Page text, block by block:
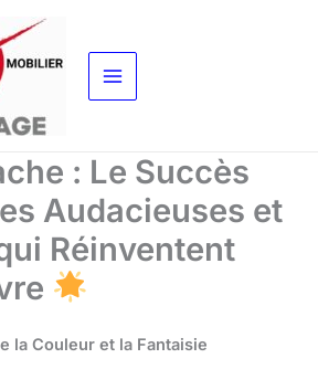
: Le Succès
Audacieuses et
Réinventent
la Couleur et la Fantaisie